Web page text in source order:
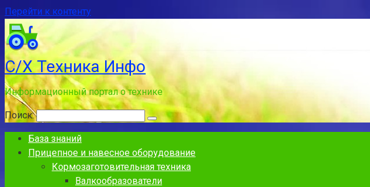
Перейти к контенту
С/Х Техника Инфо
Информационный портал о технике
Поиск:
База знаний
Прицепное и навесное оборудование
Кормозаготовительная техника
Валкообразователи